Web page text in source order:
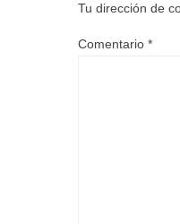
Tu dirección de
Comentario *